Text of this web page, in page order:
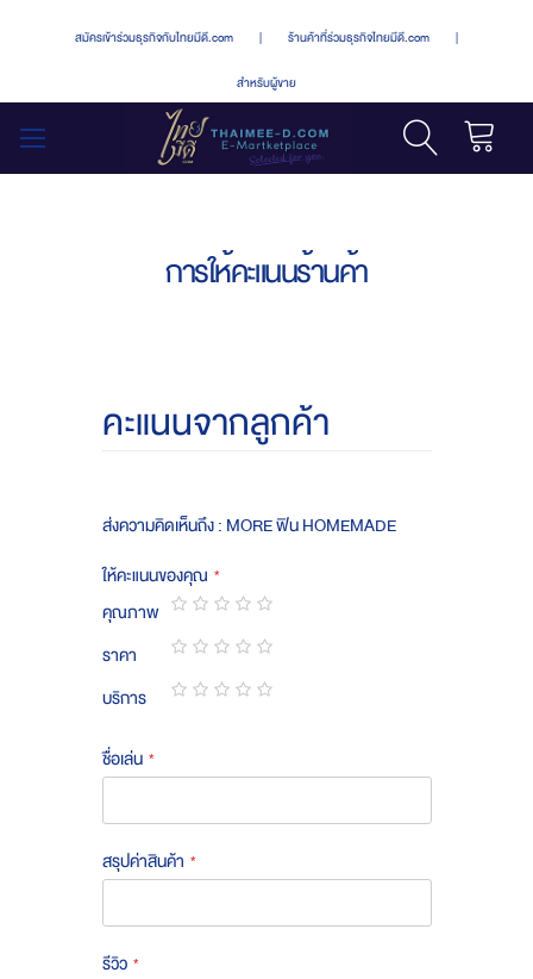
สมัครเข้าร่วมธุรกิจกับไทยมีดี.com | ร้านค้าที่ร่วมธุรกิจไทยมีดี.com |
สำหรับผู้ขาย
การให้คะแนนร้านค้า
คะแนนจากลูกค้า
ส่งความคิดเห็นถึง : MORE ฟิน HOMEMADE
ให้คะแนนของคุณ
คุณภาพ
1
star
2
stars
3
stars
4
stars
5
stars
ราคา
1
star
2
stars
3
stars
4
stars
5
stars
บริการ
ชื่อเล่น
สรุปค่าสินค้า
รีวิว